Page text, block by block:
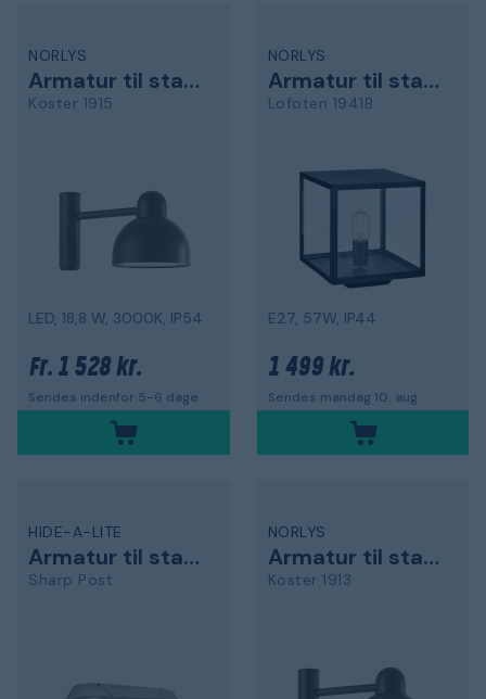
NORLYS
Armatur til stang
Koster 1915
LED, 18,8 W, 3000K, IP54
Fr. 1 528 kr.
Sendes indenfor 5-6 dage
NORLYS
Armatur til stang
Lofoten 1941B
E27, 57W, IP44
1 499 kr.
Sendes mandag 10. aug.
HIDE-A-LITE
Armatur til stang
Sharp Post
NORLYS
Armatur til stang
Koster 1913